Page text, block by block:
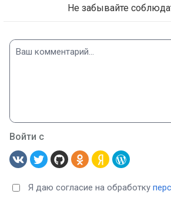
Не забывайте
Войти с
Я даю согласие на обработку